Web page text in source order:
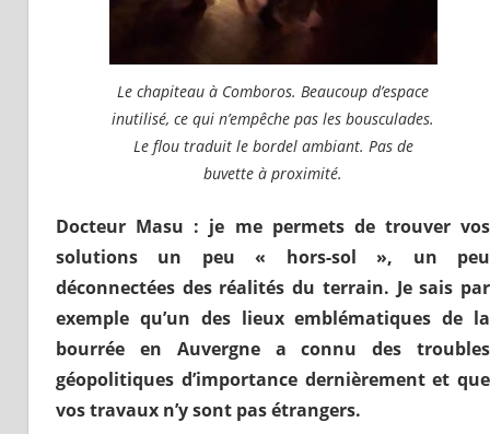
Le chapiteau à Comboros. Beaucoup d’espace
inutilisé, ce qui n’empêche pas les bousculades.
Le flou traduit le bordel ambiant. Pas de
buvette à proximité.
Docteur Masu : je me permets de trouver vos
solutions un peu « hors-sol », un peu
déconnectées des réalités du terrain. Je sais par
exemple qu’un des lieux emblématiques de la
bourrée en Auvergne a connu des troubles
géopolitiques d’importance dernièrement et que
vos travaux n’y sont pas étrangers.